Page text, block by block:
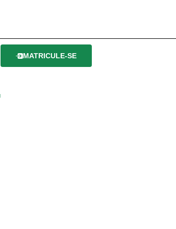
MATRICULE-SE